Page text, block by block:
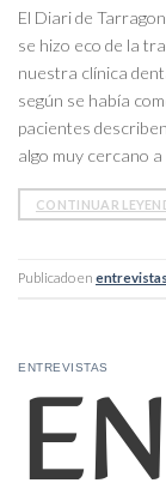
El Diari de
se hizo eco de la
nuestra clínica
según se había
pacientes
algo muy cercano
CONTINUAR
Publicado en entrevistas
ENTREVISTAS